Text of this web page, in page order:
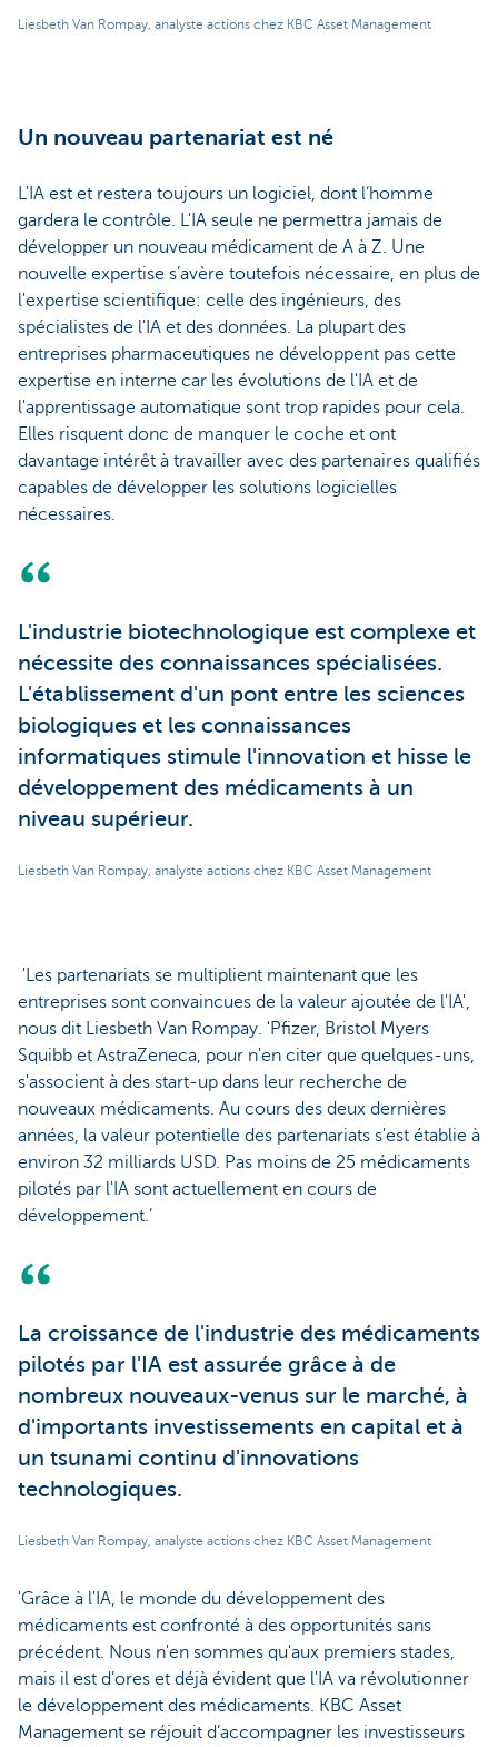
Liesbeth Van Rompay, analyste actions chez KBC Asset Management
Un nouveau partenariat est né
L'IA est et restera toujours un logiciel, dont l’homme
gardera le contrôle. L'IA seule ne permettra jamais de
développer un nouveau médicament de A à Z. Une
nouvelle expertise s’avère toutefois nécessaire, en plus de
l'expertise scientifique: celle des ingénieurs, des
spécialistes de l'IA et des données. La plupart des
entreprises pharmaceutiques ne développent pas cette
expertise en interne car les évolutions de l'IA et de
l'apprentissage automatique sont trop rapides pour cela.
Elles risquent donc de manquer le coche et ont
davantage intérêt à travailler avec des partenaires qualifiés
capables de développer les solutions logicielles
nécessaires.
L'industrie biotechnologique est complexe et
nécessite des connaissances spécialisées.
L'établissement d'un pont entre les sciences
biologiques et les connaissances
informatiques stimule l'innovation et hisse le
développement des médicaments à un
niveau supérieur.
Liesbeth Van Rompay, analyste actions chez KBC Asset Management
'Les partenariats se multiplient maintenant que les
entreprises sont convaincues de la valeur ajoutée de l'IA',
nous dit Liesbeth Van Rompay. 'Pfizer, Bristol Myers
Squibb et AstraZeneca, pour n'en citer que quelques-uns,
s'associent à des start-up dans leur recherche de
nouveaux médicaments. Au cours des deux dernières
années, la valeur potentielle des partenariats s'est établie à
environ 32 milliards USD. Pas moins de 25 médicaments
pilotés par l'IA sont actuellement en cours de
développement.’
La croissance de l'industrie des médicaments
pilotés par l'IA est assurée grâce à de
nombreux nouveaux-venus sur le marché, à
d'importants investissements en capital et à
un tsunami continu d'innovations
technologiques.
Liesbeth Van Rompay, analyste actions chez KBC Asset Management
'Grâce à l'IA, le monde du développement des
médicaments est confronté à des opportunités sans
précédent. Nous n'en sommes qu'aux premiers stades,
mais il est d’ores et déjà évident que l'IA va révolutionner
le développement des médicaments. KBC Asset
Management se réjouit d’accompagner les investisseurs